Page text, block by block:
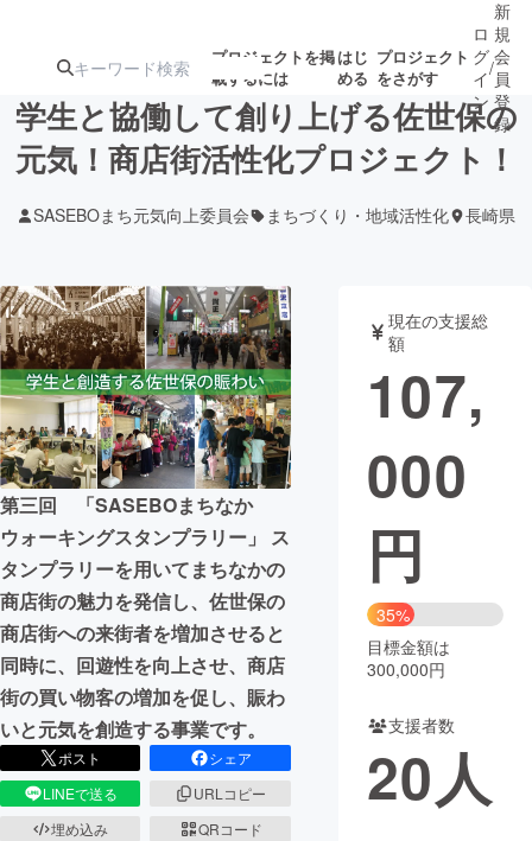
プロジェクトを掲
載するには
はじ
める
プロジェクト
をさがす
ジェクト
ターン
注目の新着プロ
ジェクト
募集終了が近いプ
ロジェクト
もうすぐ公開
されます
アート・写真 音楽
テクノロジー・ガジェット ゲーム・サ
映像・映画
ビジネス・起業
まちづくり・地域活性化
CAMPFIRE for Social Good
CAMPFIRE Creation
CAMPFIREふるさと納税
コミュニティ
ロ
グ
イ
ン
/
新
規
会
員
登
録
学生と協働して創り上げる佐世保の
元気！商店街活性化プロジェクト！
SASEBOまち元気向上委員会 まちづくり・地域活性化 長崎県
第三回 「SASEBOまちなか
ウォーキングスタンプラリー」 ス
タンプラリーを用いてまちなかの
商店街の魅力を発信し、佐世保の
商店街への来街者を増加させると
同時に、回遊性を向上させ、商店
街の買い物客の増加を促し、賑わ
いと元気を創造する事業です。
ポスト
シェア
LINEで送る
URLコピー
埋め込み
QRコード
現在の支援総
額
107,
000
円
35%
目標金額は
300,000円
支援者数
20人